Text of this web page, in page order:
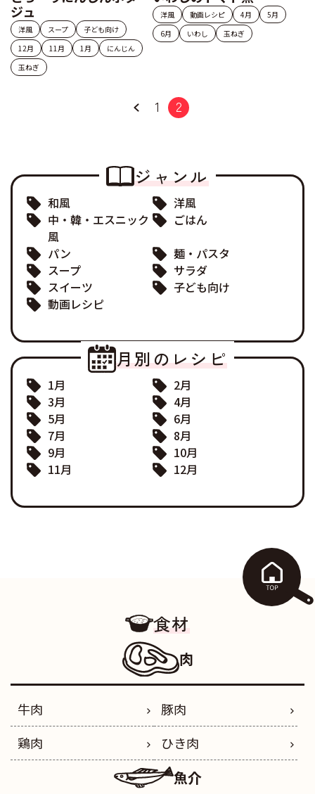
ジュ
洋風 スープ
子ども向け
12月
11月 1月
にんじん
玉ねぎ
洋風 動画レシピ 4月
5月
6月
いわし 玉ねぎ
1 2
ジャンル
和風
洋風
中・韓・エスニック
風
ごはん
パン
麺・パスタ
スープ
サラダ
スイーツ
子ども向け
動画レシピ
月別のレシピ
1月
2月
3月
4月
5月
6月
7月
8月
9月
10月
11月
12月
食材
肉
牛肉
豚肉
鶏肉
ひき肉
魚介